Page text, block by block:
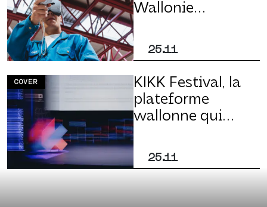
25.11
Wallonie
en mode
international
COVER
25.11
KIKK Festival, la
plateforme
wallonne qui
l’innovation
digitale